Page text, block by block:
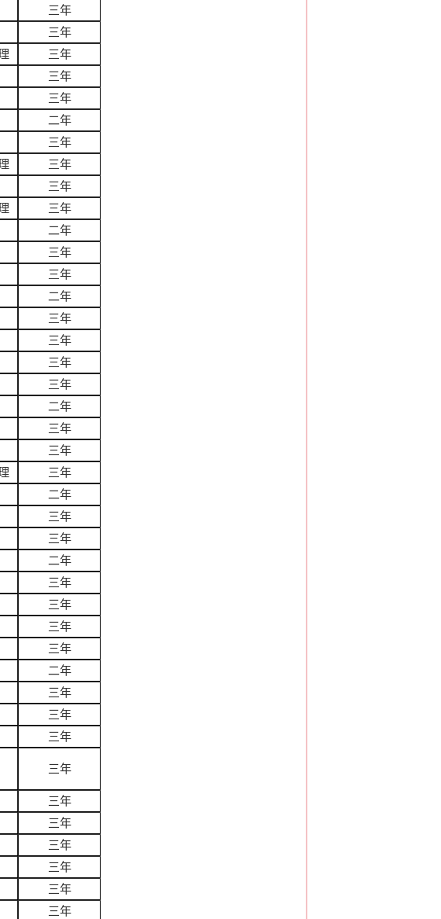
三年
三年
三年
三年
三年
二年
三年
三年
三年
三年
二年
三年
三年
二年
三年
三年
三年
三年
二年
三年
三年
三年
二年
三年
三年
二年
三年
三年
三年
三年
二年
三年
三年
三年
三年
三年
三年
三年
三年
三年
三年